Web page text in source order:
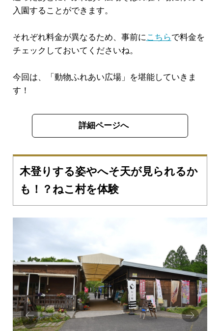
入園することができます。
それぞれ料金が異なるため、事前にこちらで料金を
チェックしておいてくださいね。
今回は、「動物ふれあい広場」を堪能していきま
す！
詳細ページへ
木登りする姿やへそ天が見られるか
も！？ねこ村を体験
Prev
ious
Next